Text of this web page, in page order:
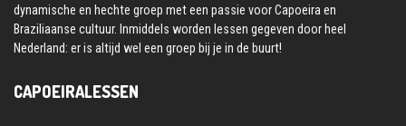
dynamische en hechte groep met een passie voor Capoeira en
Braziliaanse cultuur. Inmiddels worden lessen gegeven door heel
Nederland: er is altijd wel een groep bij je in de buurt!
CAPOEIRALESSEN